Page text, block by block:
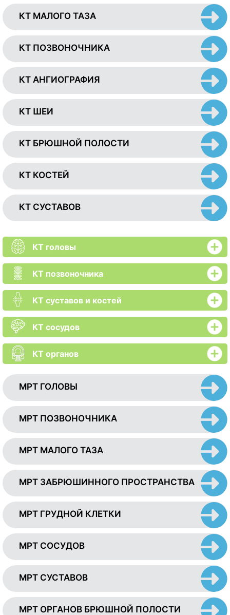
КТ МАЛОГО ТАЗА
КТ ПОЗВОНОЧНИКА
КТ АНГИОГРАФИЯ
КТ ШЕИ
КТ БРЮШНОЙ ПОЛОСТИ
КТ КОСТЕЙ
КТ СУСТАВОВ
КТ головы
КТ позвоночника
КТ суставов и костей
КТ сосудов
КТ органов
МРТ ГОЛОВЫ
МРТ ПОЗВОНОЧНИКА
МРТ МАЛОГО ТАЗА
МРТ ЗАБРЮШИННОГО ПРОСТРАНСТВА
МРТ ГРУДНОЙ КЛЕТКИ
МРТ СОСУДОВ
МРТ СУСТАВОВ
МРТ ОРГАНОВ БРЮШНОЙ ПОЛОСТИ